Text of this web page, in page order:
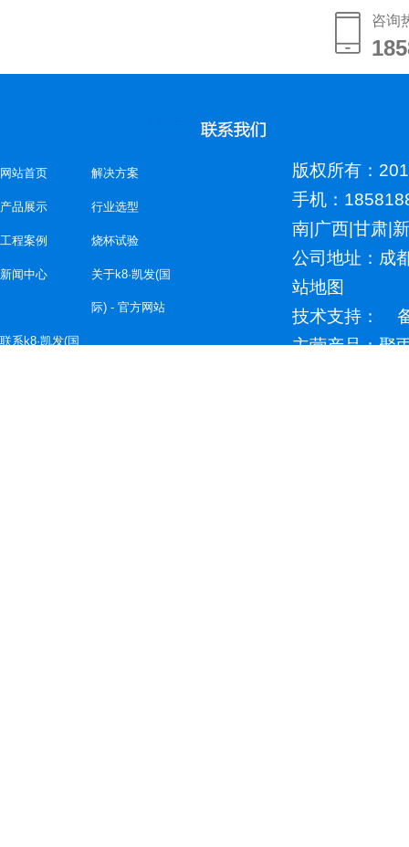
咨询
网站首页 解决方案
产品展示 行业选型
工程案例 烧杯试验
新闻中心 关于k8·凯发(国
际) - 官方网站
联系k8·凯发(国
版权所有：
手机：
南 广西 甘肃
公司地址：成
站地图
技术支持：
主营产品：聚